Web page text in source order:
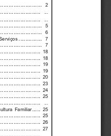
2
...
...
5
6
..............
7
7
18
18
19
19
20
23
24
25
...
Familiar..... 25
25
26
27